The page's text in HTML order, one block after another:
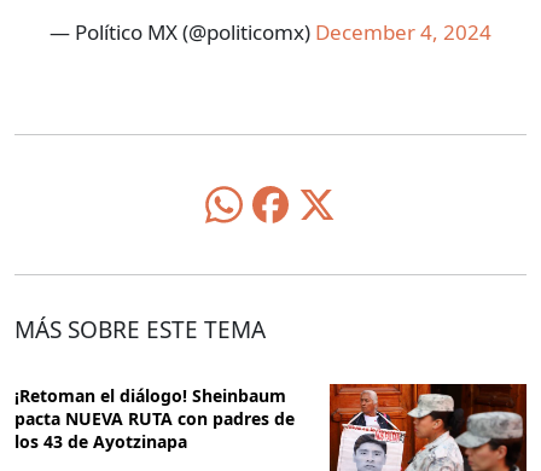
— Político MX (@politicomx) December 4, 2024
MÁS SOBRE ESTE TEMA
¡Retoman el diálogo! Sheinbaum
pacta NUEVA RUTA con padres de
los 43 de Ayotzinapa